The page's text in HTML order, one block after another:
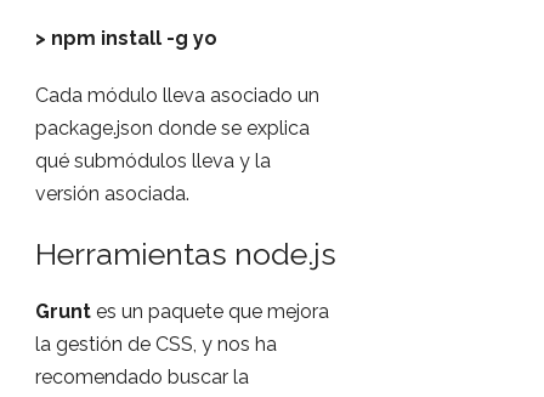
> npm install -g yo
Cada módulo lleva asociado un
package.json donde se explica
qué submódulos lleva y la
versión asociada.
Herramientas node.js
Grunt es un paquete que mejora
la gestión de CSS, y nos ha
recomendado buscar la